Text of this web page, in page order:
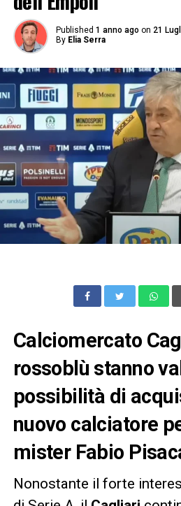
Published 1 anno ago on 21
By Elia Serra
Calciomercato
rossoblù stanno
possibilità di
nuovo calciatore
mister Fabio
Nonostante il forte